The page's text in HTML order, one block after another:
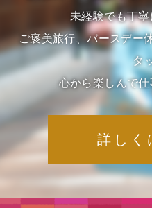
未経験でも丁
ご褒美旅行、バースデー
タ
心から楽しんで
詳しく